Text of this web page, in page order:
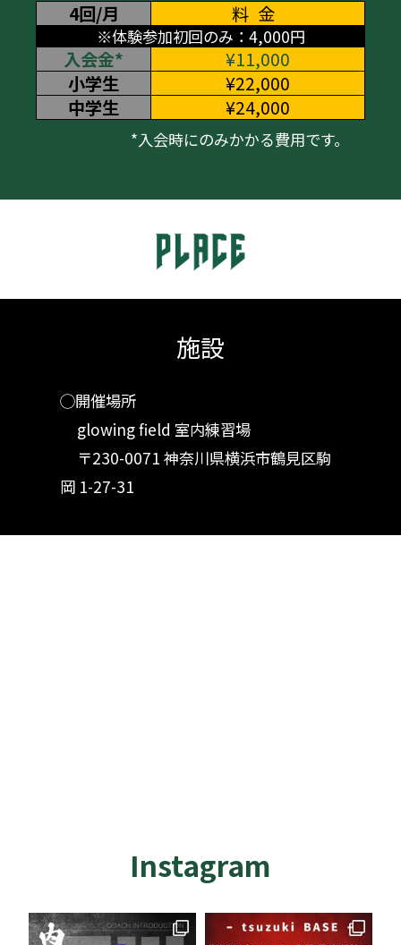
4回/月 料金
※体験参加初回のみ：4,000円
入会金*
¥11,000
小学生
¥22,000
中学生
¥24,000
*入会時にのみかかる費用です。
施設
◯開催場所
glowing field 室内練習場
〒230-0071 神奈川県横浜市鶴見区駒
岡 1-27-31
Instagram